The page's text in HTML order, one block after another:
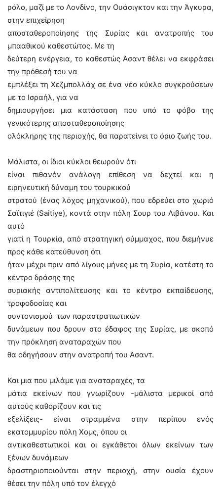
ρόλο, μαζί με το Λονδίνο, την Ουάσιγκτον και την Άγκυρα,
στην επιχείρηση
αποσταθεροποίησης της Συρίας και ανατροπής του
μπααθικού καθεστώτος. Με τη
δεύτερη ενέργεια, το καθεστώς Άσαντ θέλει να εκφράσει
την πρόθεσή του να
εμπλέξει τη Χεζμπολλάχ σε ένα νέο κύκλο συγκρούσεων
με το Ισραήλ, για να
δημιουργήσει μια κατάσταση που υπό το φόβο της
γενικότερης αποσταθεροποίησης
ολόκληρης της περιοχής, θα παρατείνει το όριο ζωής του.
Μάλιστα, οι ίδιοι κύκλοι θεωρούν ότι
είναι πιθανόν ανάλογη επίθεση να δεχτεί και η
ειρηνευτική δύναμη του τουρκικού
στρατού (ένας λόχος μηχανικού), που εδρεύει στο χωριό
Σαϊτιγιέ (Saitiye), κοντά στην πόλη Σουρ του Λιβάνου. Και
αυτό
γιατί η Τουρκία, από στρατηγική σύμμαχος, που διεμήνυε
προς κάθε κατεύθυνση ότι
ήταν μέχρι πριν από λίγους μήνες με τη Συρία, κατέστη το
κέντρο δράσης της
συριακής αντιπολίτευσης και το κέντρο εκπαίδευσης,
τροφοδοσίας και
συντονισμού των παραστρατιωτικών
δυνάμεων που δρουν στο έδαφος της Συρίας, με σκοπό
την πρόκληση αναταραχών που
θα οδηγήσουν στην ανατροπή του Άσαντ.
Και μια που μιλάμε για αναταραχές, τα
μάτια εκείνων που γνωρίζουν -μάλιστα μερικοί από
αυτούς καθορίζουν και τις
εξελίξεις- είναι στραμμένα στην περίπου ενός
εκατομμυρίου πόλη Χομς, όπου οι
αντικαθεστωτικοί και οι εγκάθετοι όλων εκείνων των
ξένων δυνάμεων
δραστηριοποιούνται στην περιοχή, στην ουσία έχουν
θέσει την πόλη υπό τον έλεγχό